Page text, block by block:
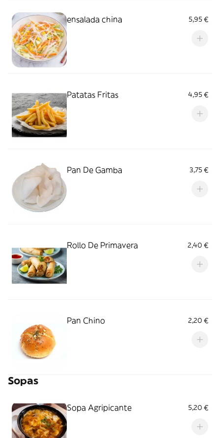
ensalada china 5,95 €
Patatas Fritas 4,95 €
Pan De Gamba 3,75 €
Rollo De Primavera 2,40 €
Pan Chino 2,20 €
Sopas
Sopa Agripicante 5,20 €